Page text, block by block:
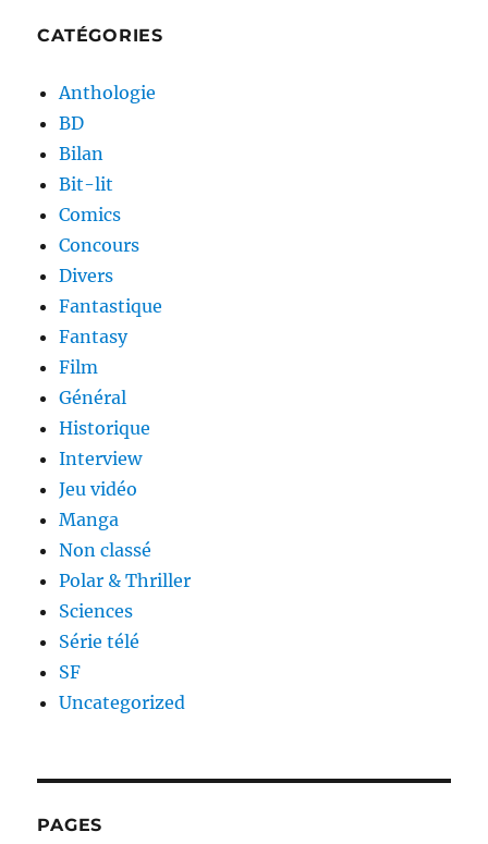
CATÉGORIES
Anthologie
BD
Bilan
Bit-lit
Comics
Concours
Divers
Fantastique
Fantasy
Film
Général
Historique
Interview
Jeu vidéo
Manga
Non classé
Polar & Thriller
Sciences
Série télé
SF
Uncategorized
PAGES